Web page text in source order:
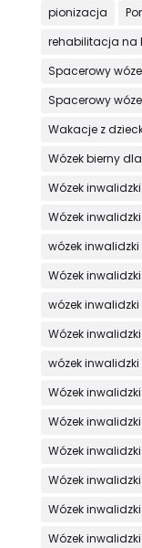
pionizacja
rehabilitacja na
Spacerowy
Spacerowy
Wakacje z
Wózek bierny
Wózek
Wózek
wózek
Wózek
wózek
Wózek
wózek
Wózek
Wózek
Wózek
Wózek
Wózek
Wózek